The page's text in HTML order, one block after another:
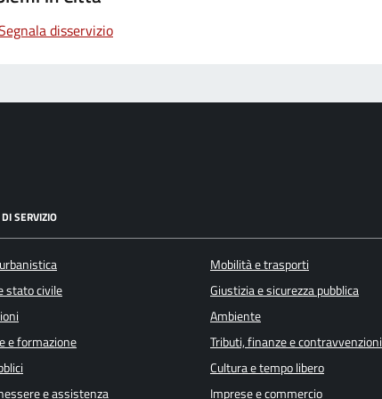
disservizio
SERVIZIO
stato civile
e formazione
e assistenza
Mobilità e trasporti
Giustizia e sicurezza pubblica
Ambiente
Tributi, finanze e contravvenzioni
Cultura e tempo libero
Imprese e commercio